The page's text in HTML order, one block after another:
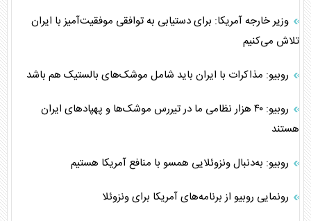
وزیر خارجه آمریکا: برای دستیابی به توافقی موفقیت‌آمیز با ایران
تلاش می‌کنیم
روبیو: مذاکرات با ایران باید شامل موشک‌های بالستیک هم باشد
روبیو: ۴۰ هزار نظامی ما در تیررس موشک‌ها و پهپاد‌های ایران
هستند
روبیو: به‌دنبال ونزوئلایی همسو با منافع آمریکا هستیم
رونمایی روبیو از برنامه‌های آمریکا برای ونزوئلا